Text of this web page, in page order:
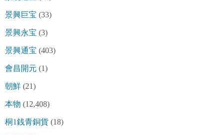
景興巨宝 (33)
景興永宝 (3)
景興通宝 (403)
會昌開元 (1)
朝鮮 (21)
本物 (12,408)
桐1銭青銅貨 (18)